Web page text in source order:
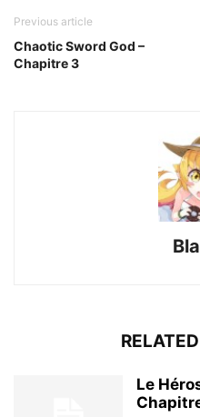
Previous article
Chaotic Sword God –
Chapitre 3
Le